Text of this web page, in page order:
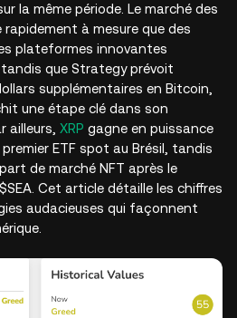
la même période. Le marché des
à mesure que des
plateformes innovantes
que Strategy prévoit
supplémentaires en Bitcoin,
une étape clé dans son
ailleurs, XRP gagne en puissance
ETF spot au Brésil, tandis
de marché NFT après le
Cet article détaille les chiffres
audacieuses qui façonnent